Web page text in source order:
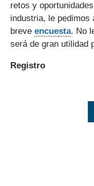
retos y
industria, le pedimos
breve encuesta. No
será de gran utilidad
Registro